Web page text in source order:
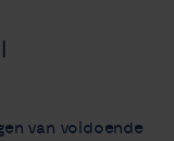
van voldoende